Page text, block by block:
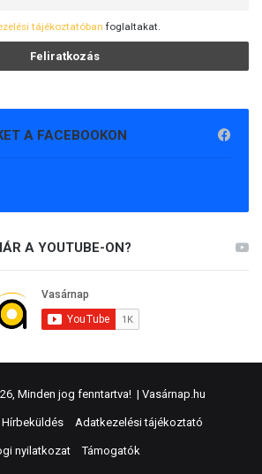
tájékoztatóban foglaltakat.
A FACEBOOKON
A YOUTUBE-ON?
Minden jog fenntartva! | Vasárnap.hu
Hírbeküldés Adatkezelési tájékoztató
nyilatkozat Támogatók